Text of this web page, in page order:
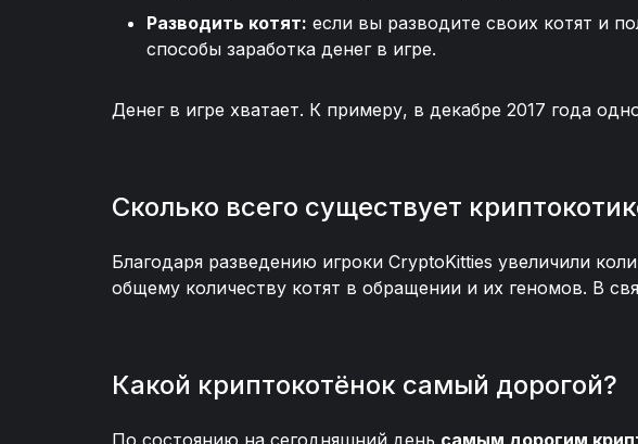
Разводить котят: если вы разводите своих котят и
способы заработка денег в игре.
Денег в игре хватает. К примеру, в декабре 2017 года
Сколько всего существует
Благодаря разведению игроки CryptoKitties увеличили
общему количеству котят в обращении и их геномов. В
Какой криптокотёнок самый дорогой?